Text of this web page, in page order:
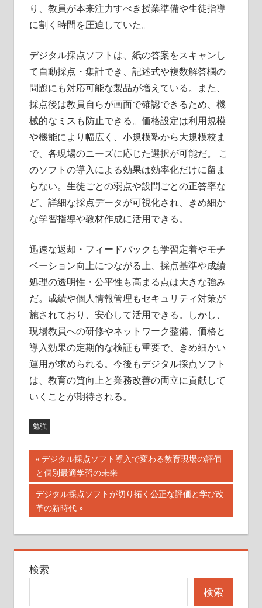
り、教員が本来注力すべき授業準備や生徒指導
に割く時間を圧迫していた。
デジタル採点ソフトは、紙の答案をスキャンし
て自動採点・集計でき、記述式や複数解答欄の
問題にも対応可能な製品が増えている。また、
採点後は教員自らが画面で確認できるため、機
械的なミスも防止できる。価格設定は利用規模
や機能により幅広く、小規模塾から大規模校ま
で、各現場のニーズに応じた選択が可能だ。 こ
のソフトの導入による効果は効率化だけに留ま
らない。生徒ごとの弱点や設問ごとの正答率な
ど、詳細な採点データが可視化され、きめ細か
な学習指導や教材作成に活用できる。
迅速な返却・フィードバックも学習定着やモチ
ベーション向上につながる上、採点基準や成績
処理の透明性・公平性も高まる点は大きな強み
だ。成績や個人情報管理もセキュリティ対策が
施されており、安心して活用できる。しかし、
現場教員への研修やネットワーク整備、価格と
導入効果の定期的な検証も重要で、きめ細かい
運用が求められる。今後もデジタル採点ソフト
は、教育の質向上と業務改善の両立に貢献して
いくことが期待される。
勉強
投
稿
ナ
ビ
ゲ
ー
前
の
記
事:
デジタル採点ソフト導入で変わる教育現場の評価
と個別最適学習の未来
次
の
記
事:
デジタル採点ソフトが切り拓く公正な評価と学び改
革の新時代
検索
検索